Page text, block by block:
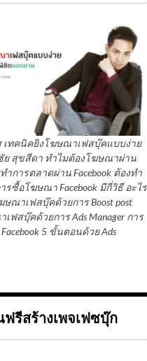
เทคนิคยิงโฆษณาเฟสบุ๊คแบบง่าย
ย สุขสีดา ทำไมต้องโฆษณาผ่าน
ทำการตลาดผ่าน Facebook ต้องทำ
รซื้อโฆษณา Facebook มีกี่วิธี อะไร
ษณาเฟสบุ๊คด้วยการ Boost post
ฟสบุ๊คด้วยการ Ads Manager การ
5 ขั้นตอนด้วย Ads
ฟรีสร้างเพจเฟซบุ๊ก